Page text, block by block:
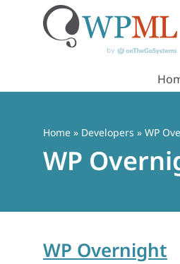
Home » Developers » WP
WP
WP Overnight